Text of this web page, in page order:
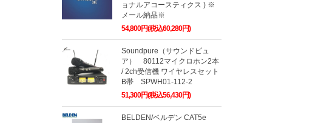
ョナルアコースティクス ) ※
メール納品※
54,800円(税込60,280円)
Soundpure（サウンドピュ
ア） 80112マイクロホン2本
/ 2ch受信機 ワイヤレスセット
B帯 SPWH01-112-2
51,300円(税込56,430円)
BELDEN/ベルデン CAT5e